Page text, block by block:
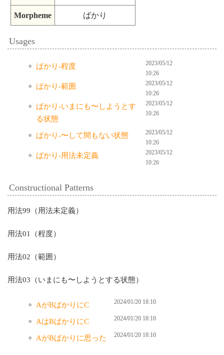
Morpheme ばかり
Usages
ばかり-程度
2023/05/12
10:26
ばかり-範囲
2023/05/12
10:26
ばかり-いまにも〜しようとす
る状態
2023/05/12
10:26
ばかり-〜して間もない状態
2023/05/12
10:26
ばかり-用法未定義
2023/05/12
10:26
Constructional Patterns
用法99（用法未定義）
用法01（程度）
用法02（範囲）
用法03（いまにも〜しようとする状態）
AがBばかりにC 2024/01/20 18:10
AはBばかりにC 2024/01/20 18:10
AがBばかりに思った 2024/01/20 18:10